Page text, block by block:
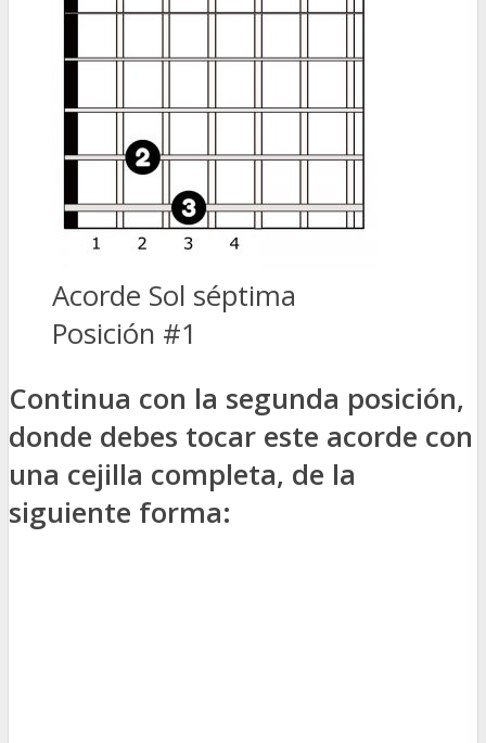
Acorde Sol séptima
Posición #1
Continua con la segunda posición,
donde debes tocar este acorde con
una cejilla completa, de la
siguiente forma: